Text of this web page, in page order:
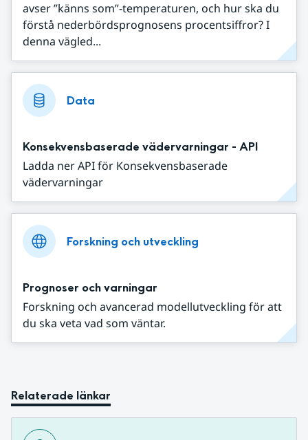
avser ”känns som”-temperaturen, och hur ska du
förstå nederbördsprognosens procentsiffror? I
denna vägled...
Data
Konsekvensbaserade vädervarningar - API
Ladda ner API för Konsekvensbaserade
vädervarningar
Forskning och utveckling
Prognoser och varningar
Forskning och avancerad modellutveckling för att
du ska veta vad som väntar.
Relaterade länkar